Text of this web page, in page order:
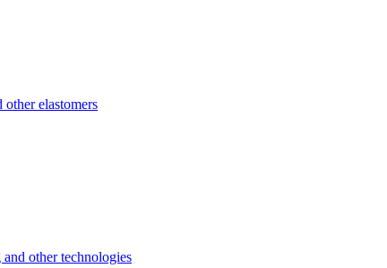
elastomers
other technologies